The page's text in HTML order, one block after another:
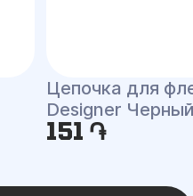
Цепочка для
Designer
151 ֏